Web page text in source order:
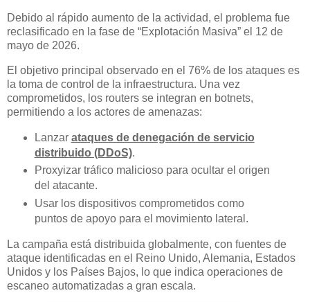
Debido al rápido aumento de la actividad, el problema fue
reclasificado en la fase de “Explotación Masiva” el 12 de
mayo de 2026.
El objetivo principal observado en el 76% de los ataques es
la toma de control de la infraestructura. Una vez
comprometidos, los routers se integran en botnets,
permitiendo a los actores de amenazas:
Lanzar ataques de denegación de servicio
distribuido (DDoS).
Proxyizar tráfico malicioso para ocultar el origen
del atacante.
Usar los dispositivos comprometidos como
puntos de apoyo para el movimiento lateral.
La campaña está distribuida globalmente, con fuentes de
ataque identificadas en el Reino Unido, Alemania, Estados
Unidos y los Países Bajos, lo que indica operaciones de
escaneo automatizadas a gran escala.